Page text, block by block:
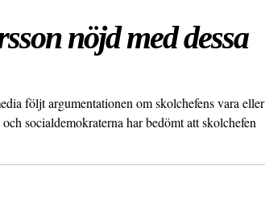
nöjd med dessa
följt argumentationen om skolchefens vara eller
socialdemokraterna har bedömt att skolchefen